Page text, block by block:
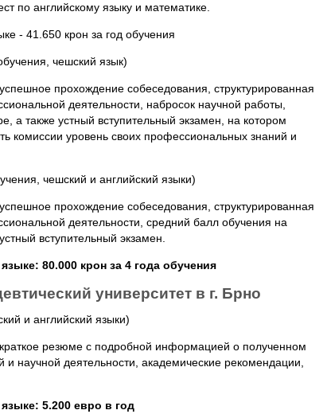
по английскому языку и математике.
- 41.650 крон за год обучения
чешский язык)
прохождение собеседования, структурированная
деятельности, набросок научной работы,
а также устный вступительный экзамен, на котором
комиссии уровень своих профессиональных знаний и
чешский и английский языки)
прохождение собеседования, структурированная
деятельности, средний балл обучения на
вступительный экзамен.
80.000 крон за 4 года обучения
университет в г. Брно
и английский языки)
резюме с подробной информацией о полученном
научной деятельности, академические рекомендации,
5.200 евро в год